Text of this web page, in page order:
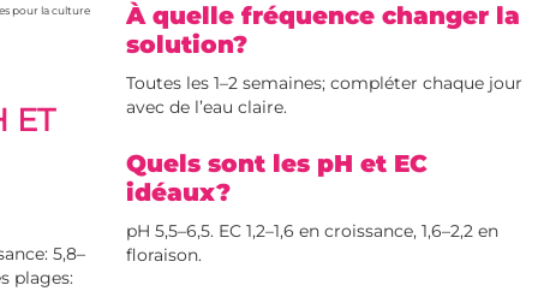
pour la culture
ET
5,8–
plages:
À quelle fréquence changer la
solution?
Toutes les 1–2 semaines; compléter chaque jour
avec de l’eau claire.
Quels sont les pH et EC
idéaux?
pH 5,5–6,5. EC 1,2–1,6 en croissance, 1,6–2,2 en
floraison.